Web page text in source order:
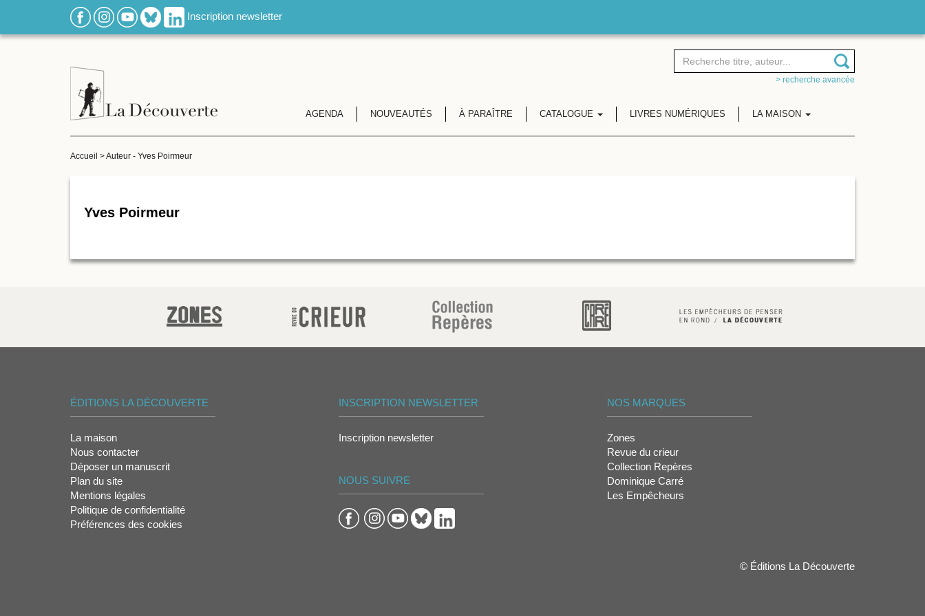
Inscription newsletter
> recherche avancée
AGENDA NOUVEAUTÉS À PARAÎTRE CATALOGUE LIVRES NUMÉRIQUES LA MAISON
Accueil >Auteur - Yves Poirmeur
Yves Poirmeur
ÉDITIONS LA DÉCOUVERTE
La maison
Nous contacter
Déposer un manuscrit
Plan du site
Mentions légales
Politique de confidentialité
Préférences des cookies
INSCRIPTION NEWSLETTER
Inscription newsletter
NOUS SUIVRE
NOS MARQUES
Zones
Revue du crieur
Collection Repères
Dominique Carré
Les Empêcheurs
© Éditions La Découverte